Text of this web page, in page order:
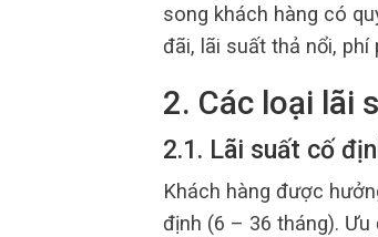
song khách hàng có
đãi, lãi suất thả nổi,
2. Các loại lãi
2.1. Lãi suất cố
Khách hàng được
định (6 – 36 tháng).